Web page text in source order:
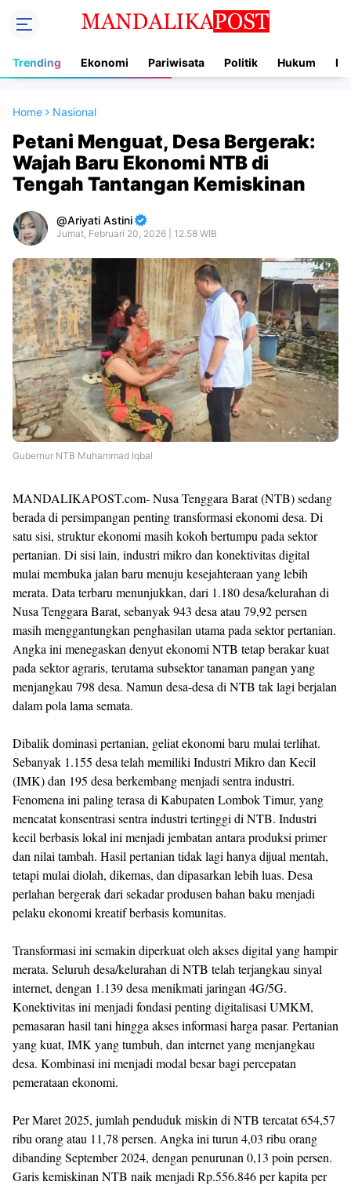
Trending Ekonomi Pariwisata Politik Hukum
Home Nasional
Petani Menguat, Desa Bergerak:
Wajah Baru Ekonomi NTB di
Tengah Tantangan Kemiskinan
Ariyati Astini
Jumat, Februari 20, 2026 | 12.58 WIB
Gubernur NTB Muhammad Iqbal
MANDALIKAPOST.com- Nusa Tenggara Barat (NTB) sedang
berada di persimpangan penting transformasi ekonomi desa. Di
satu sisi, struktur ekonomi masih kokoh bertumpu pada sektor
pertanian. Di sisi lain, industri mikro dan konektivitas digital
mulai membuka jalan baru menuju kesejahteraan yang lebih
merata. Data terbaru menunjukkan, dari 1.180 desa/kelurahan di
Nusa Tenggara Barat, sebanyak 943 desa atau 79,92 persen
masih menggantungkan penghasilan utama pada sektor pertanian.
Angka ini menegaskan denyut ekonomi NTB tetap berakar kuat
pada sektor agraris, terutama subsektor tanaman pangan yang
menjangkau 798 desa. Namun desa-desa di NTB tak lagi berjalan
dalam pola lama semata.
Dibalik dominasi pertanian, geliat ekonomi baru mulai terlihat.
Sebanyak 1.155 desa telah memiliki Industri Mikro dan Kecil
(IMK) dan 195 desa berkembang menjadi sentra industri.
Fenomena ini paling terasa di Kabupaten Lombok Timur, yang
mencatat konsentrasi sentra industri tertinggi di NTB. Industri
kecil berbasis lokal ini menjadi jembatan antara produksi primer
dan nilai tambah. Hasil pertanian tidak lagi hanya dijual mentah,
tetapi mulai diolah, dikemas, dan dipasarkan lebih luas. Desa
perlahan bergerak dari sekadar produsen bahan baku menjadi
pelaku ekonomi kreatif berbasis komunitas.
Transformasi ini semakin diperkuat oleh akses digital yang hampir
merata. Seluruh desa/kelurahan di NTB telah terjangkau sinyal
internet, dengan 1.139 desa menikmati jaringan 4G/5G.
Konektivitas ini menjadi fondasi penting digitalisasi UMKM,
pemasaran hasil tani hingga akses informasi harga pasar. Pertanian
yang kuat, IMK yang tumbuh, dan internet yang menjangkau
desa. Kombinasi ini menjadi modal besar bagi percepatan
pemerataan ekonomi.
Per Maret 2025, jumlah penduduk miskin di NTB tercatat 654,57
ribu orang atau 11,78 persen. Angka ini turun 4,03 ribu orang
dibanding September 2024, dengan penurunan 0,13 poin persen.
Garis kemiskinan NTB naik menjadi Rp.556.846 per kapita per